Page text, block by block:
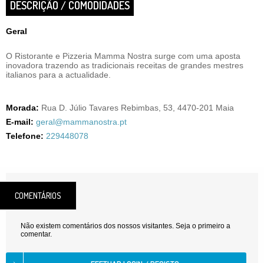
DESCRIÇÃO / COMODIDADES
Geral
O Ristorante e Pizzeria Mamma Nostra surge com uma aposta
inovadora trazendo as tradicionais receitas de grandes mestres
italianos para a actualidade.
Morada: Rua D. Júlio Tavares Rebimbas, 53, 4470-201 Maia
E-mail: geral@mammanostra.pt
Telefone: 229448078
COMENTÁRIOS
Não existem comentários dos nossos visitantes. Seja o primeiro a
comentar.